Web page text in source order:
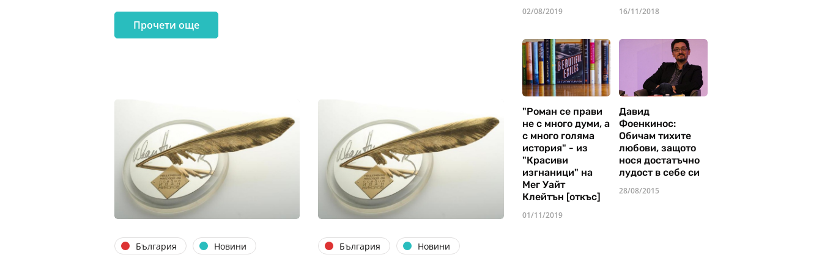
Прочети още
България Новини България Новини
02/08/2019 16/11/2018
"Роман се прави
не с много думи, а
с много голяма
история" - из
"Красиви
изгнаници" на
Мег Уайт
Клейтън [откъс]
01/11/2019
Давид
Фоенкинос:
Обичам тихите
любови, защото
нося достатъчно
лудост в себе си
28/08/2015